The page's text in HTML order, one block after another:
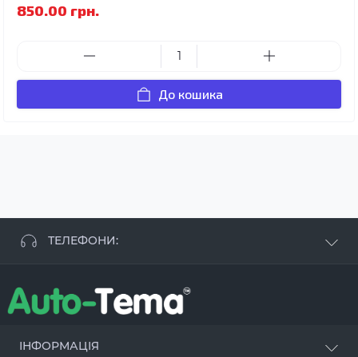
850.00 грн.
До кошика
ТЕЛЕФОНИ:
+38 096 250 84 38
+38 099 657 61 50
ІНФОРМАЦІЯ